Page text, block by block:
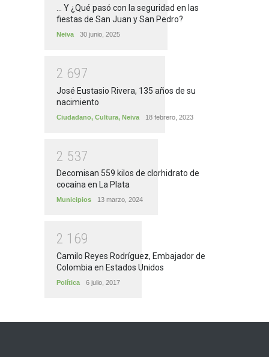
... Y ¿Qué pasó con la seguridad en las
fiestas de San Juan y San Pedro?
Neiva 30 junio, 2025
2 697
José Eustasio Rivera, 135 años de su
nacimiento
Ciudadano, Cultura, Neiva 18 febrero, 2023
2 537
Decomisan 559 kilos de clorhidrato de
cocaína en La Plata
Municipios 13 marzo, 2024
2 1 69
Camilo Reyes Rodríguez, Embajador de
Colombia en Estados Unidos
Política 6 julio, 2017